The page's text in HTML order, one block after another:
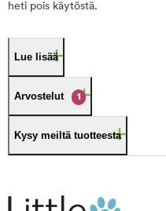
heti pois käytöstä.
Lue lisää
Arvostelut 1
Kysy meiltä tuotteesta